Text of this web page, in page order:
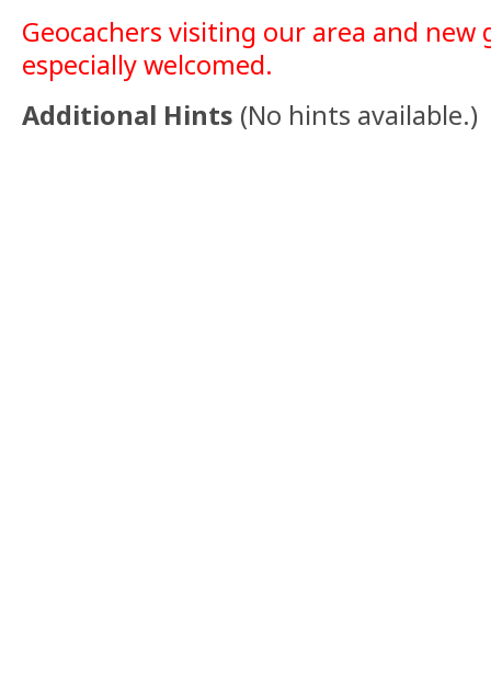
Geocachers visiting our area and new
especially welcomed.
Additional Hints (No hints available.)